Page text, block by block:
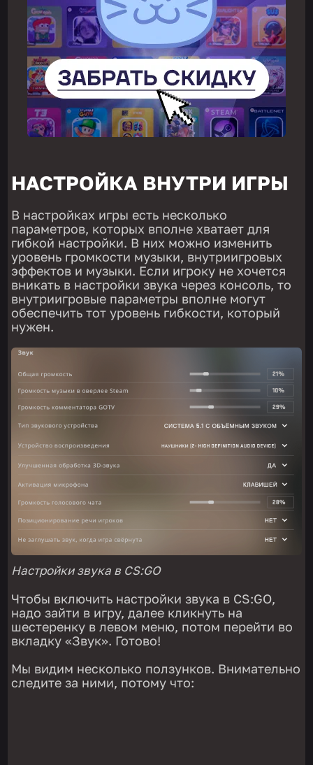
НАСТРОЙКА ВНУТРИ ИГРЫ
В настройках игры есть несколько
параметров, которых вполне хватает для
гибкой настройки. В них можно изменить
уровень громкости музыки, внутриигровых
эффектов и музыки. Если игроку не хочется
вникать в настройки звука через консоль, то
внутриигровые параметры вполне могут
обеспечить тот уровень гибкости, который
нужен.
Настройки звука в CS:GO
Чтобы включить настройки звука в CS:GO,
надо зайти в игру, далее кликнуть на
шестеренку в левом меню, потом перейти во
вкладку «Звук». Готово!
Мы видим несколько ползунков. Внимательно
следите за ними, потому что: